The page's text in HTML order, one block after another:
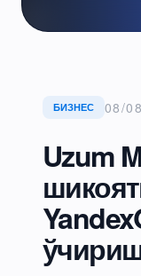
БИЗНЕС 08/
Uzum